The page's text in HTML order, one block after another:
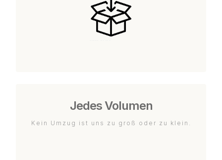
Jedes Volumen
Kein Umzug ist uns zu groß oder zu klein.